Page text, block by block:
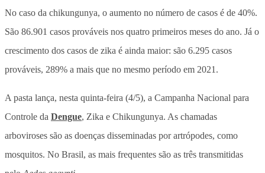
No caso da chikungunya, o aumento no número de casos é de 40%.
São 86.901 casos prováveis nos quatro primeiros meses do ano. Já o
crescimento dos casos de zika é ainda maior: são 6.295 casos
prováveis, 289% a mais que no mesmo período em 2021.
A pasta lança, nesta quinta-feira (4/5), a Campanha Nacional para
Controle da Dengue, Zika e Chikungunya. As chamadas
arboviroses são as doenças disseminadas por artrópodes, como
mosquitos. No Brasil, as mais frequentes são as três transmitidas